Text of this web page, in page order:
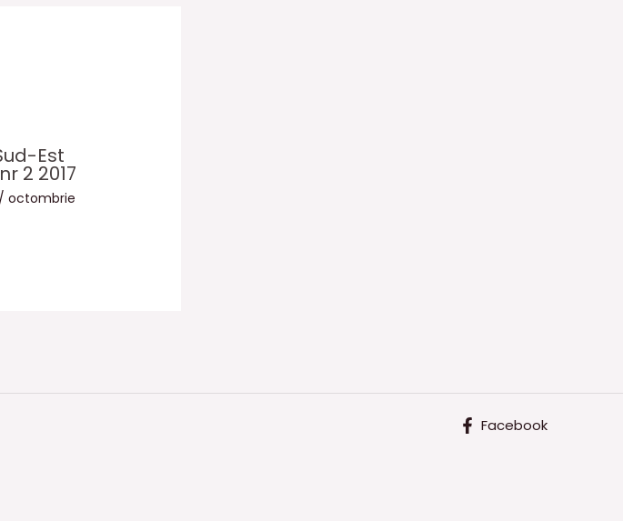
Est
2 2017
octombrie
Facebook